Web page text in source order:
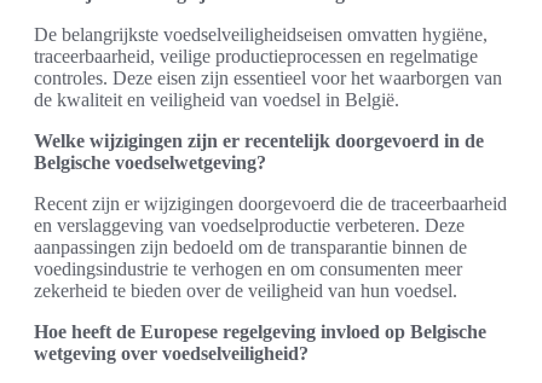
De belangrijkste voedselveiligheidseisen omvatten hygiëne,
traceerbaarheid, veilige productieprocessen en regelmatige
controles. Deze eisen zijn essentieel voor het waarborgen van
de kwaliteit en veiligheid van voedsel in België.
Welke wijzigingen zijn er recentelijk doorgevoerd in de
Belgische voedselwetgeving?
Recent zijn er wijzigingen doorgevoerd die de traceerbaarheid
en verslaggeving van voedselproductie verbeteren. Deze
aanpassingen zijn bedoeld om de transparantie binnen de
voedingsindustrie te verhogen en om consumenten meer
zekerheid te bieden over de veiligheid van hun voedsel.
Hoe heeft de Europese regelgeving invloed op Belgische
wetgeving over voedselveiligheid?